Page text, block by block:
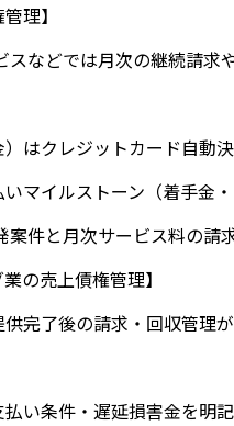
理】
スなどでは月次の継続請求
はクレジットカード自動
マイルストーン（着手金
案件と月次サービス料の請
の売上債権管理】
完了後の請求・回収管理
い条件・遅延損害金を明